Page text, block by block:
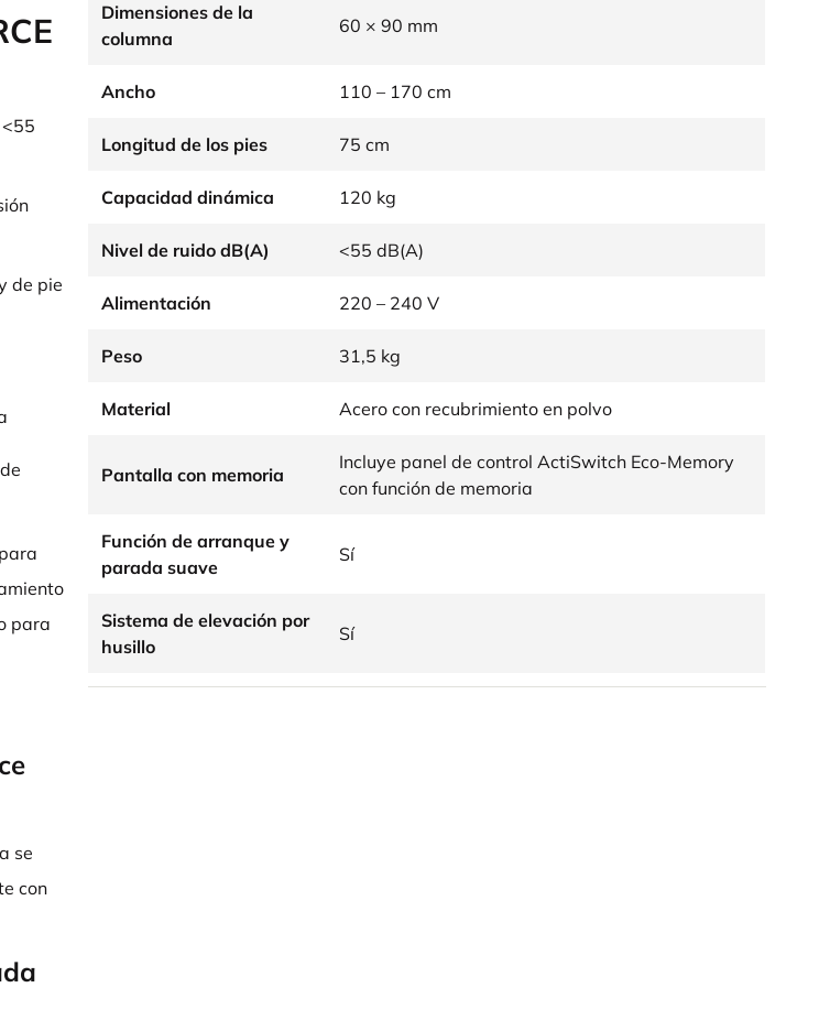
de pie
para
se
con
Dimensiones de la
columna
60 × 90 mm
Ancho 110 – 170 cm
Longitud de los pies 75 cm
Capacidad dinámica 120 kg
Nivel de ruido dB(A) <55 dB(A)
Alimentación 220 – 240 V
Peso 31,5 kg
Material Acero con recubrimiento en polvo
Pantalla con memoria
Incluye panel de control ActiSwitch Eco-Memory
con función de memoria
Función de arranque y
parada suave
Sí
Sistema de elevación por
husillo
Sí